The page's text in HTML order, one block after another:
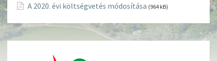
A 2020. évi költségvetés módosítása (964 kB)